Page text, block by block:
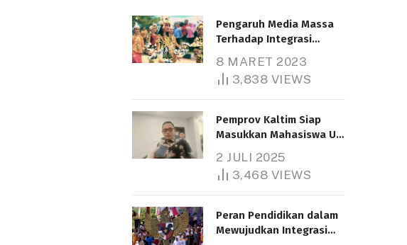
Pengaruh Media Massa
Terhadap Integrasi
8 MARET 2023
3,838 VIEWS
Pemprov Kaltim Siap
Masukkan Mahasiswa UT
Bantuan Pendidikan
Gratispol
2 JULI 2025
3,468 VIEWS
Peran Pendidikan dalam
Mewujudkan Integrasi